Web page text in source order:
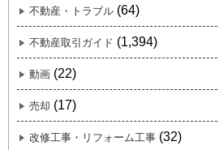
不動産・トラブル (64)
不動産取引ガイド (1,394)
動画 (22)
売却 (17)
改修工事・リフォーム工事 (32)